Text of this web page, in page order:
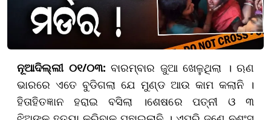
ନୂଆଦିଲ୍ଲୀ ୦୧/୦୩: ବାରମ୍ବାର ଜୁଆ ଖେଳୁଥିଲା । ଋଣ
ଭାରରେ ଏତେ ବୁଡିଗଲା ଯେ ମୁଣ୍ଡ ଆଉ କାମ କଲାନି ।
ହିତାହିତଜ୍ଞାନ ହରାଇ ବସିଲା ।ଶେଷରେ ପତ୍ନୀ ଓ ୩